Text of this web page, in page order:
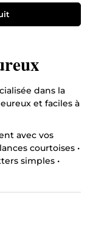
dans la
et faciles à
avec vos
courtoises •
simples •
faute. Je
associations
du temps et